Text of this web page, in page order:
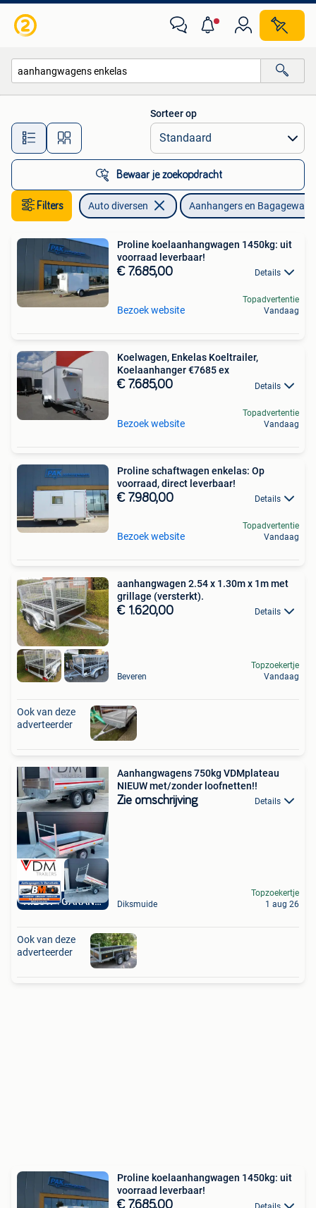
Alle afstanden…
Sorteer op
Bewaar je zoekopdracht
Filters Auto diversen Aanhangers en
Proline koelaanhangwagen 1450kg: uit
voorraad leverbaar!
€ 7.685,00 Details
Bezoek website
Topadvertentie
Vandaag
Koelwagen, Enkelas Koeltrailer,
Koelaanhanger €7685 ex
€ 7.685,00 Details
Bezoek website
Topadvertentie
Vandaag
Proline schaftwagen enkelas: Op
voorraad, direct leverbaar!
€ 7.980,00 Details
Bezoek website
Topadvertentie
Vandaag
aanhangwagen 2.54 x 1.30m x 1m met
grillage (versterkt).
€ 1.620,00 Details
Beveren
Topzoekertje
Vandaag
Ook van deze
adverteerder
NIEUW +GARANTIE
Aanhangwagens 750kg VDMplateau
NIEUW met/zonder loofnetten!!
Zie omschrijving Details
Diksmuide
Topzoekertje
1 aug 26
Ook van deze
adverteerder
Proline koelaanhangwagen 1450kg: uit
voorraad leverbaar!